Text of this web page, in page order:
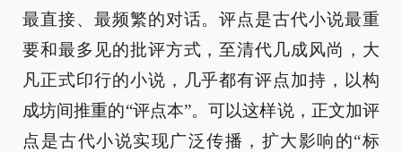
最直接、最频繁的对话。评点是古代小说最重
要和最多见的批评方式，至清代几成风尚，大
凡正式印行的小说，几乎都有评点加持，以构
成坊间推重的“评点本”。可以这样说，正文加评
点是古代小说实现广泛传播，扩大影响的“标